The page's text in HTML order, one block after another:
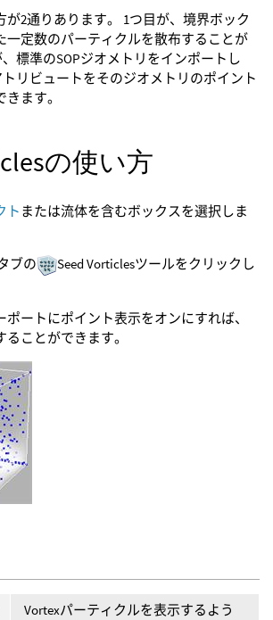
が2通りあります。 1つ目が、境界ボック
一定数のパーティクルを散布することが
標準のSOPジオメトリをインポートし
リビュートをそのジオメトリのポイント
ます。
の使い方
ト または流体を含むボックスを選択しま
ブの
Seed Vorticlesツールをクリックし
ートにポイント表示をオンにすれば、
ことができます。
Vortexパーティクルを表示するよう